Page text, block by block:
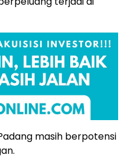
masih berpotensi